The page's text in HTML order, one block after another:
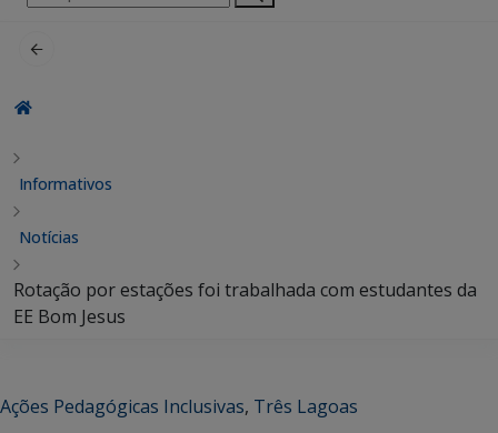
por:
Informativos
Notícias
Rotação por estações foi trabalhada com estudantes da
EE Bom Jesus
Ações Pedagógicas Inclusivas, Três Lagoas